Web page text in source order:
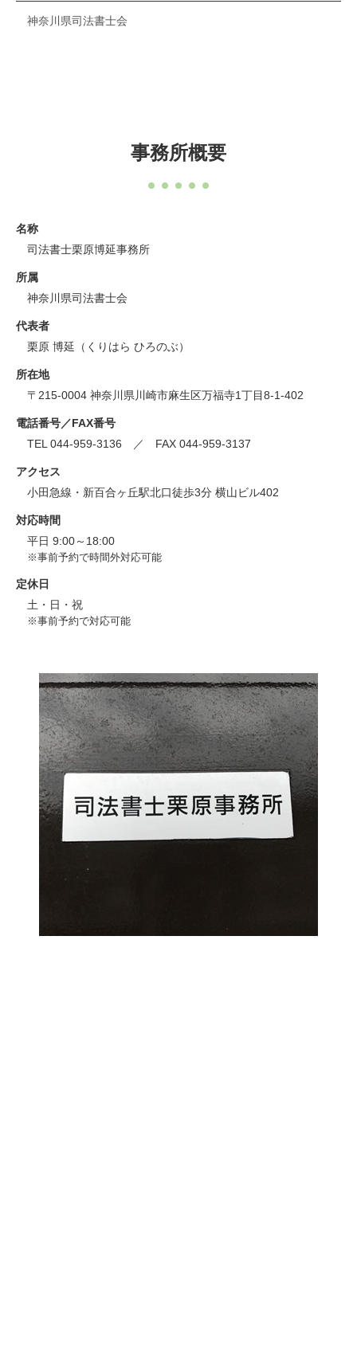
神奈川県司法書士会
事務所概要
名称
司法書士栗原博延事務所
所属
神奈川県司法書士会
代表者
栗原 博延（くりはら ひろのぶ）
所在地
〒215-0004 神奈川県川崎市麻生区万福寺1丁目8-1-402
電話番号／FAX番号
TEL 044-959-3136 ／ FAX 044-959-3137
アクセス
小田急線・新百合ヶ丘駅北口徒歩3分 横山ビル402
対応時間
平日 9:00～18:00
※事前予約で時間外対応可能
定休日
土・日・祝
※事前予約で対応可能